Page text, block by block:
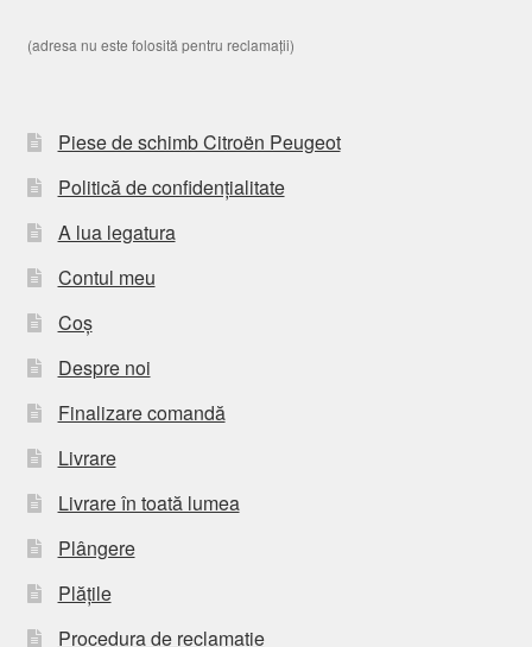
(adresa nu este folosită pentru reclamații)
Piese de schimb Citroën Peugeot
Politică de confidențialitate
A lua legatura
Contul meu
Coș
Despre noi
Finalizare comandă
Livrare
Livrare în toată lumea
Plângere
Plățile
Procedura de reclamație